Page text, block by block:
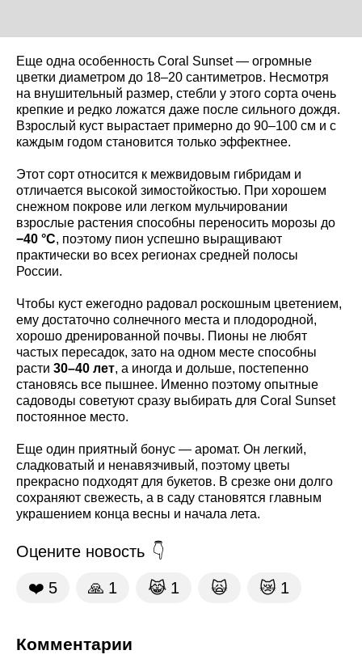
Еще одна особенность Coral Sunset — огромные
цветки диаметром до 18–20 сантиметров. Несмотря
на внушительный размер, стебли у этого сорта очень
крепкие и редко ложатся даже после сильного дождя.
Взрослый куст вырастает примерно до 90–100 см и с
каждым годом становится только эффектнее.
Этот сорт относится к межвидовым гибридам и
отличается высокой зимостойкостью. При хорошем
снежном покрове или легком мульчировании
взрослые растения способны переносить морозы до
−40 °C, поэтому пион успешно выращивают
практически во всех регионах средней полосы
России.
Чтобы куст ежегодно радовал роскошным цветением,
ему достаточно солнечного места и плодородной,
хорошо дренированной почвы. Пионы не любят
частых пересадок, зато на одном месте способны
расти 30–40 лет, а иногда и дольше, постепенно
становясь все пышнее. Именно поэтому опытные
садоводы советуют сразу выбирать для Coral Sunset
постоянное место.
Еще один приятный бонус — аромат. Он легкий,
сладковатый и ненавязчивый, поэтому цветы
прекрасно подходят для букетов. В срезке они долго
сохраняют свежесть, а в саду становятся главным
украшением конца весны и начала лета.
Оцените новость
❤️ 5 🙏 1 😹 1 🙀 😿 1
Комментарии